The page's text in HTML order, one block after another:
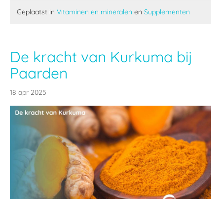
Geplaatst in Vitaminen en mineralen en Supplementen
De kracht van Kurkuma bij
Paarden
18 apr 2025